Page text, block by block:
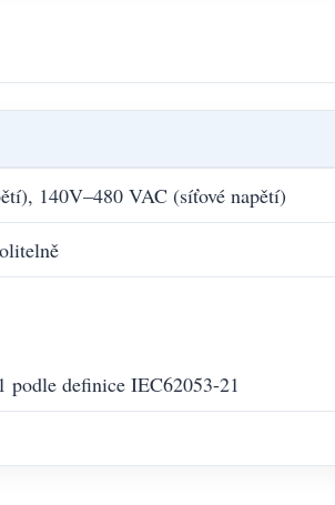
140V–480 VAC (síťové napětí)
definice IEC62053-21